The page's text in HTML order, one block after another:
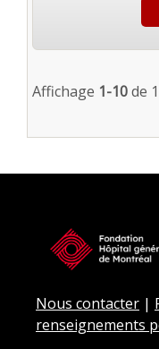
Affichage 1-10de
Nous contacter |
renseignements